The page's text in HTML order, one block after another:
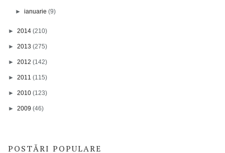
►ianuarie(9)
► 2014 (210)
► 2013 (275)
► 2012 (142)
► 2011 (115)
► 2010 (123)
► 2009 (46)
POSTĂRI POPULARE